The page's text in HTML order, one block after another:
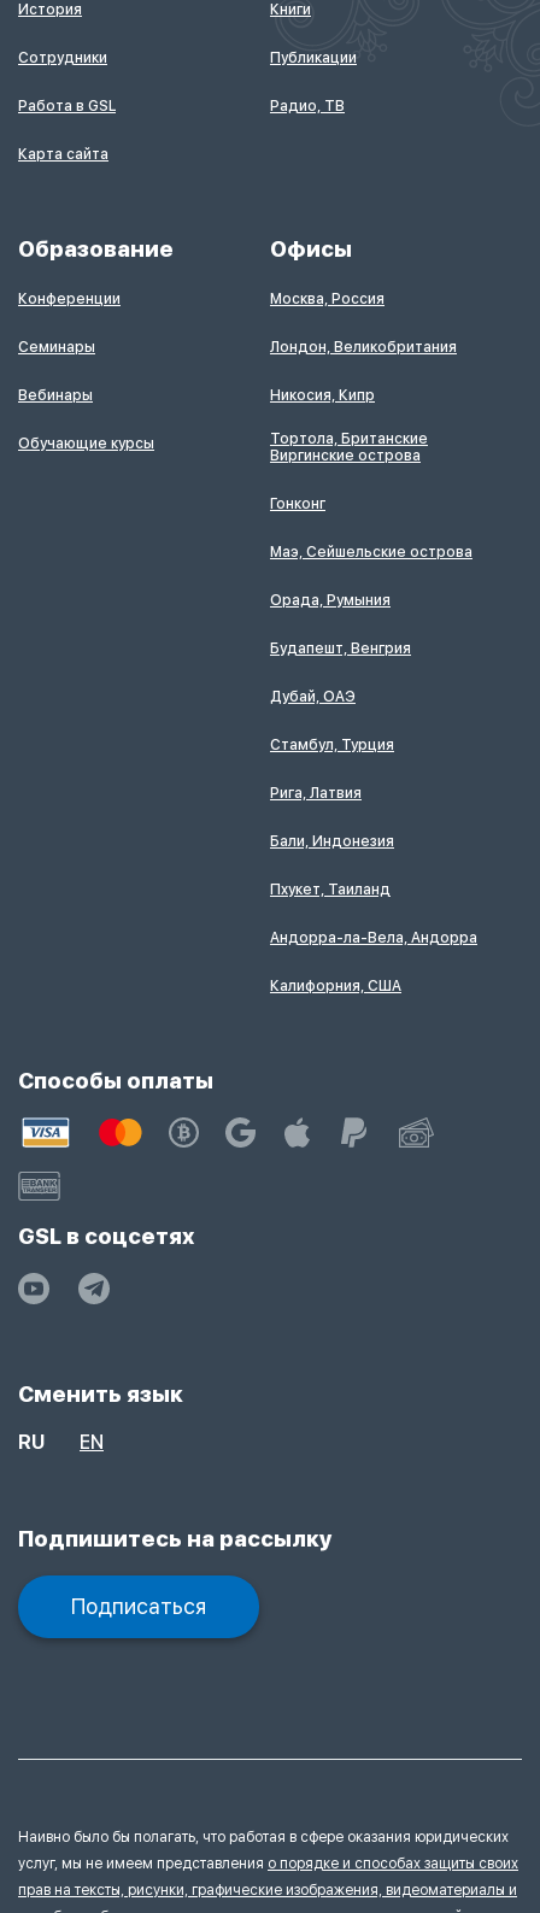
История
Сотрудники
Работа в GSL
Карта сайта
Книги
Публикации
Радио, ТВ
Образование
Конференции
Семинары
Вебинары
Обучающие курсы
Офисы
Москва, Россия
Лондон, Великобритания
Никосия, Кипр
Тортола, Британские
Виргинские острова
Гонконг
Маэ, Сейшельские острова
Орада, Румыния
Будапешт, Венгрия
Дубай, ОАЭ
Стамбул, Турция
Рига, Латвия
Бали, Индонезия
Пхукет, Таиланд
Андорра-ла-Вела, Андорра
Калифорния, США
Способы оплаты
GSL в соцсетях
Сменить язык
RU EN
Подпишитесь на рассылку
Подписаться
Наивно было бы полагать, что работая в сфере оказания юридических
услуг, мы не имеем представления о порядке и способах защиты своих
прав на тексты, рисунки, графические изображения, видеоматериалы и